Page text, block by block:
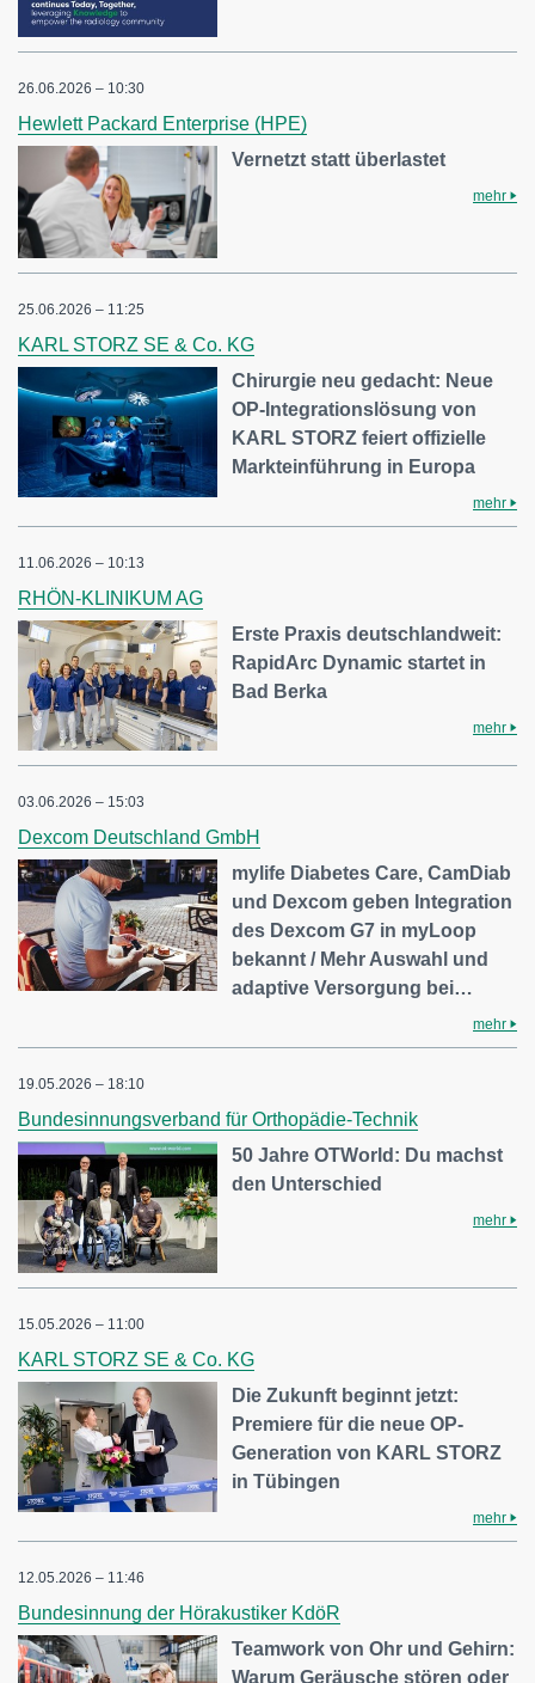
26.06.2026 – 10:30
Hewlett Packard Enterprise (HPE)
Vernetzt statt überlastet
mehr
25.06.2026 – 11:25
KARL STORZ SE & Co. KG
Chirurgie neu gedacht: Neue
OP-Integrationslösung von
KARL STORZ feiert offizielle
Markteinführung in Europa
mehr
11.06.2026 – 10:13
RHÖN-KLINIKUM AG
Erste Praxis deutschlandweit:
RapidArc Dynamic startet in
Bad Berka
mehr
03.06.2026 – 15:03
Dexcom Deutschland GmbH
mylife Diabetes Care, CamDiab
und Dexcom geben Integration
des Dexcom G7 in myLoop
bekannt / Mehr Auswahl und
adaptive Versorgung bei…
mehr
19.05.2026 – 18:10
Bundesinnungsverband für Orthopädie-Technik
50 Jahre OTWorld: Du machst
den Unterschied
mehr
15.05.2026 – 11:00
KARL STORZ SE & Co. KG
Die Zukunft beginnt jetzt:
Premiere für die neue OP-
Generation von KARL STORZ
in Tübingen
mehr
12.05.2026 – 11:46
Bundesinnung der Hörakustiker KdöR
Teamwork von Ohr und Gehirn:
Warum Geräusche stören oder